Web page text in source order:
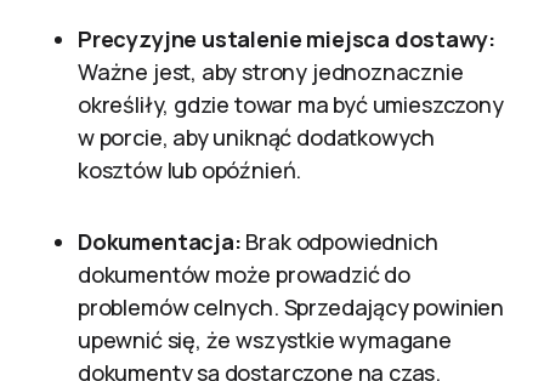
Precyzyjne ustalenie miejsca dostawy:
Ważne jest, aby strony jednoznacznie
określiły, gdzie towar ma być umieszczony
w porcie, aby uniknąć dodatkowych
kosztów lub opóźnień.
Dokumentacja: Brak odpowiednich
dokumentów może prowadzić do
problemów celnych. Sprzedający powinien
upewnić się, że wszystkie wymagane
dokumenty są dostarczone na czas.